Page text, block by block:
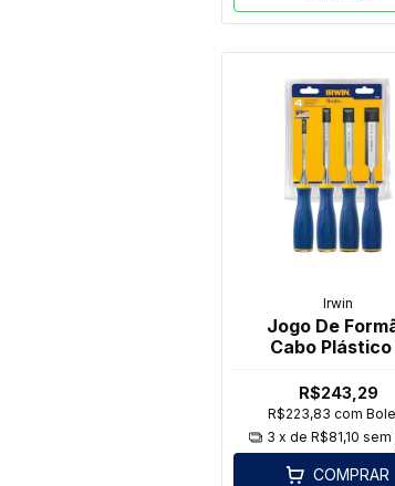
Irwin
Jogo De
Cabo Plástico
R$243,29
R$223,83 com
3 x deR$81,10 sem
COMPRAR